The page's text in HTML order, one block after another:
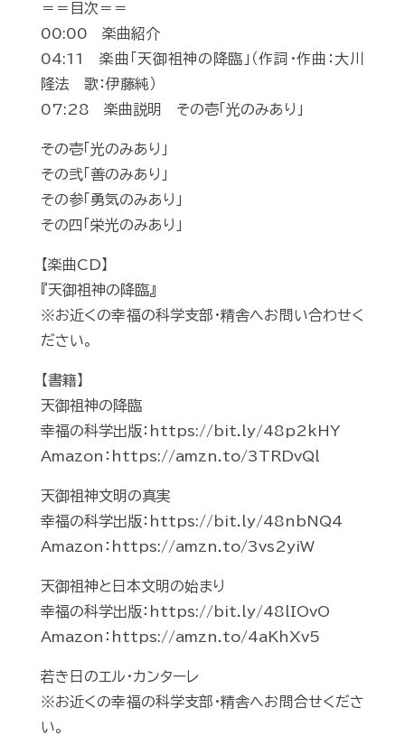
＝＝目次＝＝
00:00 楽曲紹介
04:11 楽曲「天御祖神の降臨」（作詞・作曲：大川
隆法 歌：伊藤純）
07:28 楽曲説明 その壱「光のみあり」
その壱「光のみあり」
その弐「善のみあり」
その参「勇気のみあり」
その四「栄光のみあり」
【楽曲CD】
『天御祖神の降臨』
※お近くの幸福の科学支部・精舎へお問い合わせく
ださい。
【書籍】
天御祖神の降臨
幸福の科学出版：https://bit.ly/48p2kHY
Amazon：https://amzn.to/3TRDvQl
天御祖神文明の真実
幸福の科学出版：https://bit.ly/48nbNQ4
Amazon：https://amzn.to/3vs2yiW
天御祖神と日本文明の始まり
幸福の科学出版：https://bit.ly/48lIOvO
Amazon：https://amzn.to/4aKhXv5
若き日のエル・カンターレ
※お近くの幸福の科学支部・精舎へお問合せくださ
い。